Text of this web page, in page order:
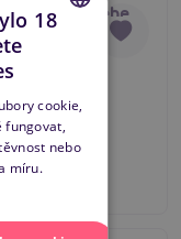
Toys Phoebe
Down Anal
přírážecí
anální kolík
Kč
Do košíku
ENGLISH
18
cookie,
fungovat,
nebo
míru.